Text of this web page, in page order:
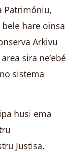
Patrimóniu,
hare oinsa
Arkivu
sira ne’ebé
sistema
husi ema
Justisa,